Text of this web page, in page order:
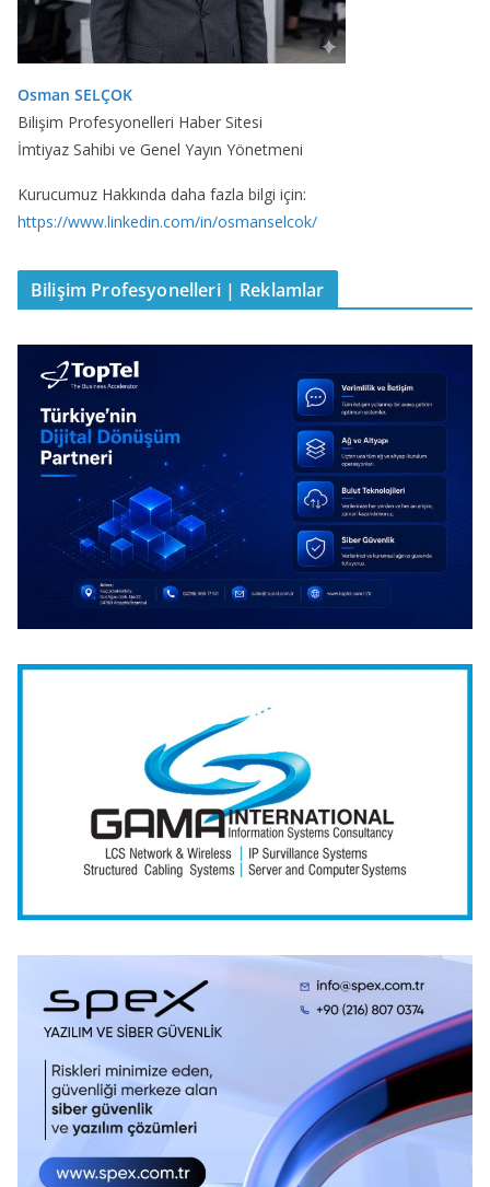
Osman SELÇOK
Bilişim Profesyonelleri Haber Sitesi
İmtiyaz Sahibi ve Genel Yayın Yönetmeni
Kurucumuz Hakkında daha fazla bilgi için:
https://www.linkedin.com/in/osmanselcok/
Bilişim Profesyonelleri | Reklamlar